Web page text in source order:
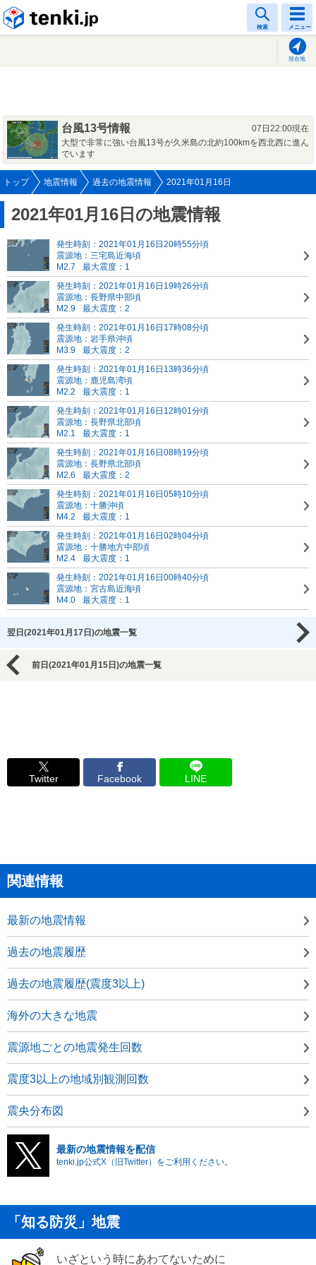
検索 メニュー
現在地
台風13号情報
07日22:00現在
大型で非常に強い台風13号が久米島の北約100kmを西北西に進ん
でいます
トップ 地震情報 過去の地震情報 2021年01月16日
2021年01月16日の地震情報
発生時刻：2021年01月16日20時55分頃
震源地：三宅島近海頃
M2.7
最大震度：1
発生時刻：2021年01月16日19時26分頃
震源地：長野県中部頃
M2.9
最大震度：2
発生時刻：2021年01月16日17時08分頃
震源地：岩手県沖頃
M3.9
最大震度：2
発生時刻：2021年01月16日13時36分頃
震源地：鹿児島湾頃
M2.2
最大震度：1
発生時刻：2021年01月16日12時01分頃
震源地：長野県北部頃
M2.1
最大震度：1
発生時刻：2021年01月16日08時19分頃
震源地：長野県北部頃
M2.6
最大震度：2
発生時刻：2021年01月16日05時10分頃
震源地：十勝沖頃
M4.2
最大震度：1
発生時刻：2021年01月16日02時04分頃
震源地：十勝地方中部頃
M2.4
最大震度：1
発生時刻：2021年01月16日00時40分頃
震源地：宮古島近海頃
M4.0
最大震度：1
翌日(2021年01月17日)の地震一覧
前日(2021年01月15日)の地震一覧
Twitter Facebook LINE
関連情報
最新の地震情報
過去の地震履歴
過去の地震履歴(震度3以上)
海外の大きな地震
震源地ごとの地震発生回数
震度3以上の地域別観測回数
震央分布図
最新の地震情報を配信
tenki.jp公式X（旧Twitter）をご利用ください。
「知る防災」地震
いざという時にあわてないために